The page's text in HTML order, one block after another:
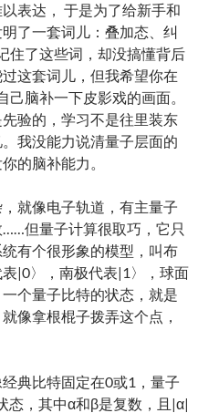
表达， 于是为了给新手和
了一套词儿：叠加态、纠
住了这些词，却没搞懂背后
这套词儿，但我希望你在
己脑补一下皮影戏的画面。
验的，学习不是往里装东
我没能力说清量子层面的
的脑补能力。
就像电子轨道，有主量子
但量子计算很取巧，它只
有个很形象的模型，叫布
|0〉，南极代表|1〉，球面
个量子比特的状态，就是
像拿根棍子拨弄这个点，
典比特固定在0或1，量子
态，其中α和β是复数，且|α|